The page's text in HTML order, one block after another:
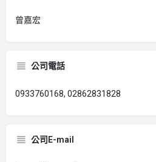
曾嘉宏
公司電話
0933760168, 02862831828
公司E-mail